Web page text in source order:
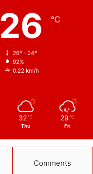
26 ℃
26º - 24º
92%
0.22 km/h
32 ℃
Thu
29 ℃
Fri
Comments